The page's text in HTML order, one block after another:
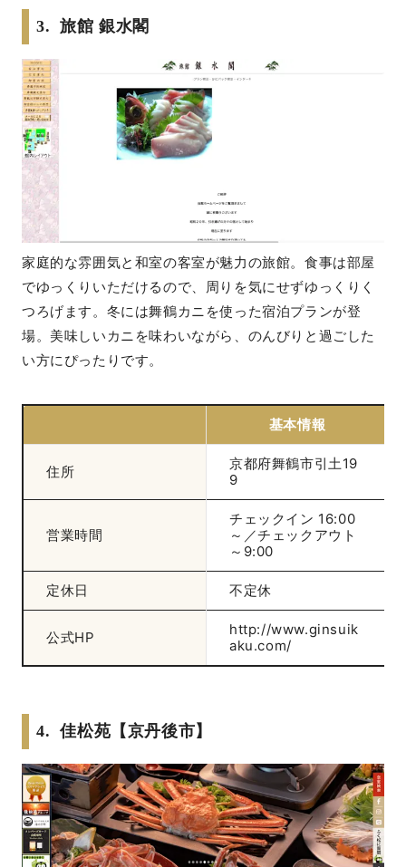
3. 旅館 銀水閣
家庭的な雰囲気と和室の客室が魅力の旅館。食事は部屋
でゆっくりいただけるので、周りを気にせずゆっくりく
つろげます。冬には舞鶴カニを使った宿泊プランが登
場。美味しいカニを味わいながら、のんびりと過ごした
い方にぴったりです。
基本情報
住所
京都府舞鶴市引土19
9
営業時間
チェックイン 16:00
～／チェックアウト
～9:00
定休日 不定休
公式HP
http://www.ginsuik
aku.com/
4. 佳松苑【京丹後市】